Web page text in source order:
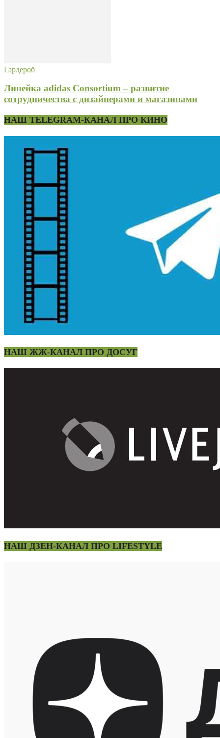
Гардероб
Линейка adidas Consortium – развитие
сотрудничества с дизайнерами и магазинами
НАШ TELEGRAM-КАНАЛ ПРО КИНО
НАШ ЖЖ-КАНАЛ ПРО ДОСУГ
НАШ ДЗЕН-КАНАЛ ПРО LIFESTYLE